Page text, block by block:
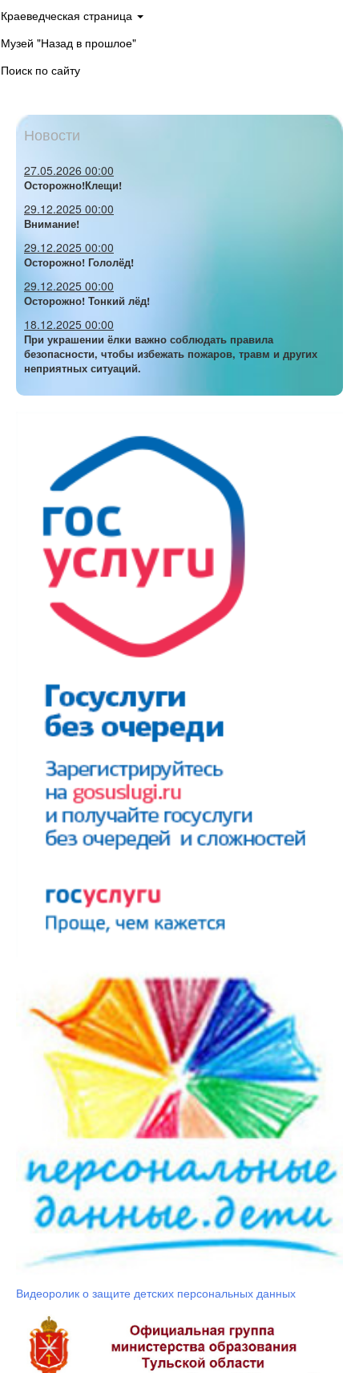
Краеведческая страница
Музей "Назад в прошлое"
Поиск по сайту
Новости
27.05.2026 00:00
Осторожно!Клещи!
29.12.2025 00:00
Внимание!
29.12.2025 00:00
Осторожно! Гололёд!
29.12.2025 00:00
Осторожно! Тонкий лёд!
18.12.2025 00:00
При украшении ёлки важно соблюдать правила
безопасности, чтобы избежать пожаров, травм и других
неприятных ситуаций.
Видеоролик о защите детских персональных данных